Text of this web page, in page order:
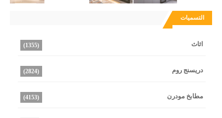
التسميات
اثاث (1355)
دريسنج روم (2824)
مطابخ مودرن (4153)